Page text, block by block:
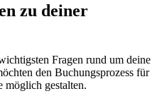
zu deiner
Fragen rund um deine
den Buchungsprozess für
möglich gestalten.